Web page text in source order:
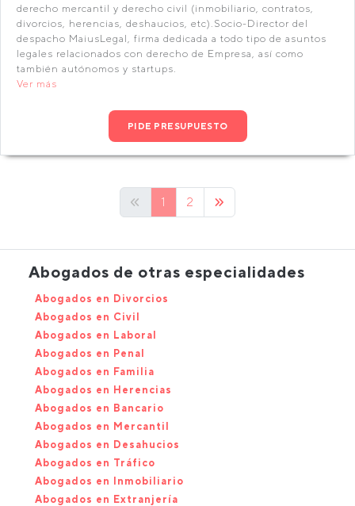
derecho mercantil y derecho civil (inmobiliario, contratos,
divorcios, herencias, deshaucios, etc).Socio-Director del
despacho MaiusLegal, firma dedicada a todo tipo de asuntos
legales relacionados con derecho de Empresa, así como
también autónomos y startups.
Ver más
PIDE PRESUPUESTO
1 2
Abogados de otras especialidades
Abogados en Divorcios
Abogados en Civil
Abogados en Laboral
Abogados en Penal
Abogados en Familia
Abogados en Herencias
Abogados en Bancario
Abogados en Mercantil
Abogados en Desahucios
Abogados en Tráfico
Abogados en Inmobiliario
Abogados en Extranjería